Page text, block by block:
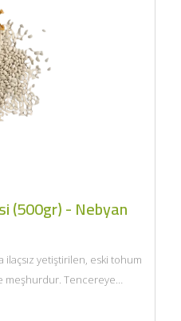
(500gr) - Nebyan
ilaçsız yetiştirilen, eski tohum
meşhurdur. Tencereye